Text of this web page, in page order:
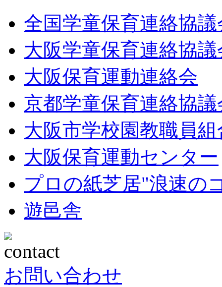
全国学童保育連絡協議
大阪学童保育連絡協議
大阪保育運動連絡会
京都学童保育連絡協議
大阪市学校園教職員組
大阪保育運動センター
プロの紙芝居"浪速の
遊邑舎
お問い合わせ